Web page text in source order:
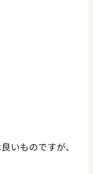
いものですが、